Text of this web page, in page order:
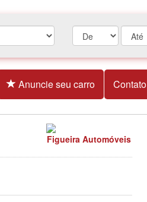
Anuncie seu carro Contato
Figueira Automóveis